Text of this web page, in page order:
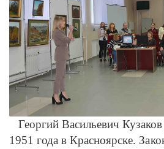
Георгий Васильевич
1951 года в Красноярске.